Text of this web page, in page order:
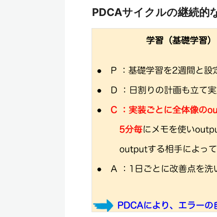
PDCAサイクルの継続的